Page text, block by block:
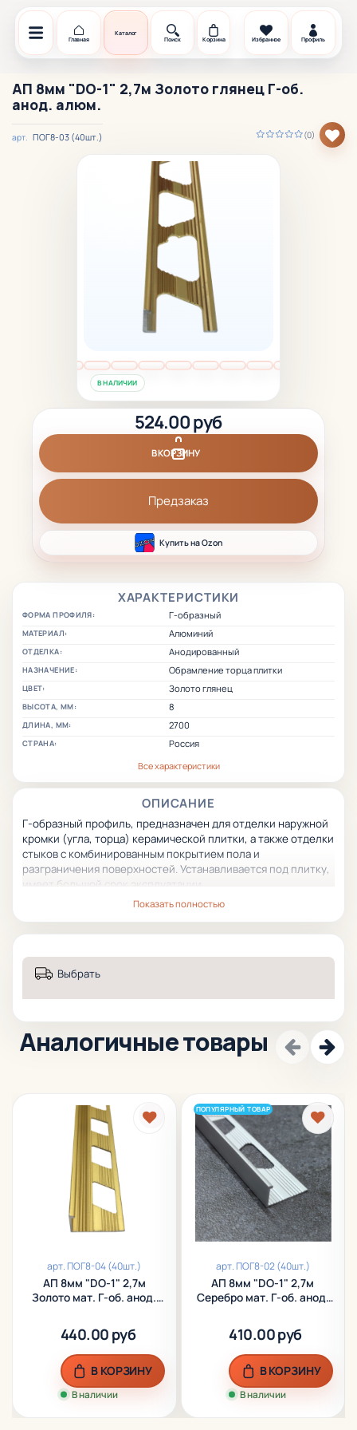
Главная
Каталог
Поиск
Корзина Избранное Профиль
АП 8мм "DO-1" 2,7м Золото глянец Г-об.
анод. алюм.
(0)
арт. ПОГ8-03 (40шт.)
В НАЛИЧИИ
ХАРАКТЕРИСТИКИ
ФОРМА ПРОФИЛЯ: Г-образный
МАТЕРИАЛ: Алюминий
ОТДЕЛКА: Анодированный
НАЗНАЧЕНИЕ: Обрамление торца плитки
ЦВЕТ: Золото глянец
ВЫСОТА, ММ: 8
ДЛИНА, ММ: 2700
СТРАНА:
Россия
Все характеристики
ОПИСАНИЕ
Г-образный профиль, предназначен для отделки наружной
кромки (угла, торца) керамической плитки, а также отделки
стыков с комбинированным покрытием пола и
разграничения поверхностей.Устанавливается под плитку,
имеет большой срок эксплуатации.
Показать полностью
524.00 руб
В КОРЗИНУ
Предзаказ
Купить на Ozon
Выбрать
Аналогичные товары
арт.ПОГ8-04 (40шт.)
АП 8мм "DO-1" 2,7м
Золото мат. Г-об. анод.
440.00 руб
В наличии
В КОРЗИНУ
ПОПУЛЯРНЫЙ ТОВАР
арт.ПОГ8-02 (40шт.)
АП 8мм "DO-1" 2,7м
Серебро мат. Г-об. анод.
410.00 руб
В наличии
В КОРЗИНУ